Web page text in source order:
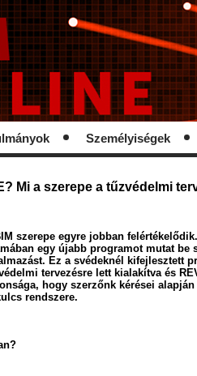
Személyiségek
Mi a szerepe a tűzvédelmi
szerepe egyre jobban
egy újabb programot mutat be
Ez a svédeknél kifejlesztett
tervezésre lett kialakítva és
hogy szerzőnk kérései
rendszere.